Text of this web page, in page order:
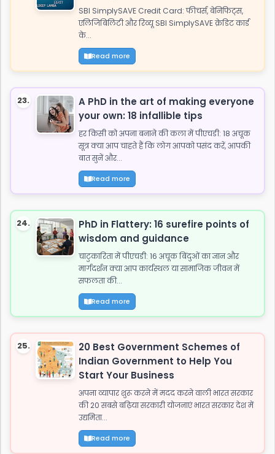
SBI SimplySAVE Credit Card: फीचर्स, बेनिफिट्स,
एलिजिबिलिटी और रिव्यू SBI SimplySAVE क्रेडिट कार्ड
के...
Read more
23.
A PhD in the art of making everyone
your own: 18 infallible tips
हर किसी को अपना बनाने की कला में पीएचडी: 18 अचूक
सूत्र क्या आप चाहते हैं कि लोग आपको पसंद करें, आपकी
बात सुनें और...
Read more
24.
PhD in Flattery: 16 surefire points of
wisdom and guidance
चाटुकारिता में पीएचडी: 16 अचूक बिंदुओं का ज्ञान और
मार्गदर्शन क्या आप कार्यस्थल या सामाजिक जीवन में
सफलता की...
Read more
25.
20 Best Government Schemes of
Indian Government to Help You
Start Your Business
अपना व्यापार शुरू करने में मदद करने वाली भारत सरकार
की 20 सबसे बढ़िया सरकारी योजनाएं भारत सरकार देश में
उद्यमिता...
Read more